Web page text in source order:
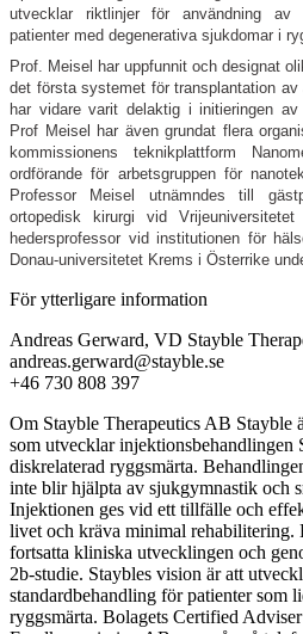
utvecklar riktlinjer för användning av
patienter med degenerativa sjukdomar i
Prof. Meisel har uppfunnit och designat
det första systemet för transplantation
har vidare varit delaktig i initieringen av
Prof Meisel har även grundat flera
kommissionens teknikplattform
ordförande för arbetsgruppen för
Professor Meisel utnämndes till
ortopedisk kirurgi vid
hedersprofessor vid institutionen för
Donau-universitetet Krems i Österrike
För ytterligare information
Andreas Gerward, VD Stayble
andreas.gerward@stayble.se
+46 730 808 397
Om Stayble Therapeutics AB Stayble
som utvecklar
diskrelaterad ryggsmärta.
inte blir hjälpta av sjukgymnastik och
Injektionen ges vid ett tillfälle och
livet och kräva minimal rehabilitering.
fortsatta kliniska utvecklingen och
2b-studie. Staybles vision är att
standardbehandling för patienter som
ryggsmärta. Bolagets Certified